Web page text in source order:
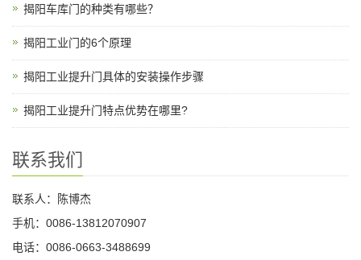
揭阳车库门的种类有哪些？
揭阳工业门的6个原理
揭阳工业提升门具体的安装操作步骤
揭阳工业提升门特点优势在哪里?
联系我们
联系人：陈博杰
手机：0086-13812070907
电话：0086-0663-3488699